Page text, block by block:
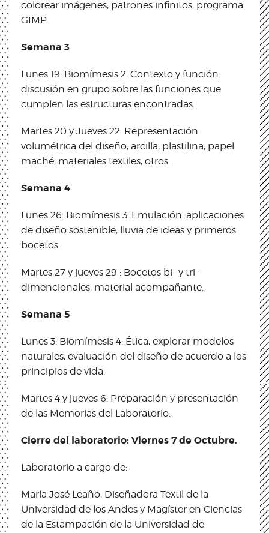
colorear imágenes, patrones infinitos, programa
GIMP.
Semana 3
Lunes 19: Biomímesis 2: Contexto y función:
discusión en grupo sobre las funciones que
cumplen las estructuras encontradas.
Martes 20 y Jueves 22: Representación
volumétrica del diseño, arcilla, plastilina, papel
maché, materiales textiles, otros.
Semana 4
Lunes 26: Biomímesis 3: Emulación: aplicaciones
de diseño sostenible, lluvia de ideas y primeros
bocetos.
Martes 27 y jueves 29 : Bocetos bi- y tri-
dimencionales, material acompañante.
Semana 5
Lunes 3: Biomímesis 4: Ética, explorar modelos
naturales, evaluación del diseño de acuerdo a los
principios de vida.
Martes 4 y jueves 6: Preparación y presentación
de las Memorias del Laboratorio.
Cierre del laboratorio: Viernes 7 de Octubre.
Laboratorio a cargo de:
María José Leaño, Diseñadora Textil de la
Universidad de los Andes y Magíster en Ciencias
de la Estampación de la Universidad de